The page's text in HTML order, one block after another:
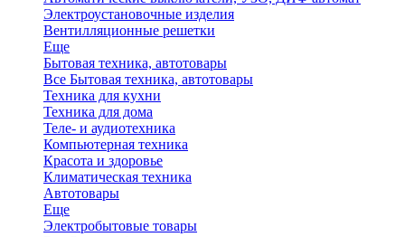
Электроустановочные изделия
Вентилляционные решетки
Еще
Бытовая техника, автотовары
Все Бытовая техника, автотовары
Техника для кухни
Техника для дома
Теле- и аудиотехника
Компьютерная техника
Красота и здоровье
Климатическая техника
Автотовары
Еще
Электробытовые товары